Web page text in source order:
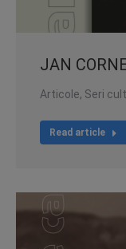
JAN
Articole, Seri
Read article